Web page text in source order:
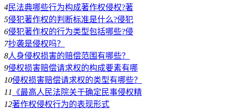
4民法典哪些行为构成著作权侵权?著
5侵犯著作权的判断标准是什么?侵犯
6侵犯著作权的行为类型包括哪些?侵
7抄袭是侵权吗？
8人身侵权损害的赔偿范围有哪些？
9侵权损害赔偿请求权的构成要素有哪
10侵权损害赔偿请求权的类型有哪些？
11 《最高人民法院关于确定民事侵权精
12著作权侵权行为的表现形式